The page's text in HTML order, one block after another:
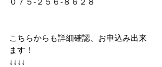
０７５-２５６-８６２８
こちらからも詳細確認、お申込み出来
ます！
↓↓↓↓